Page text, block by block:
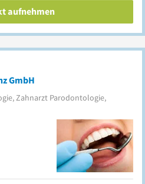
aufnehmen
GmbH
Zahnarzt Parodontologie,